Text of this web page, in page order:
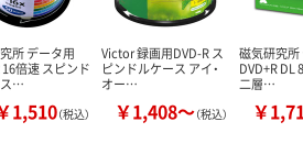
所 データ用
16倍速 スピンド
ス…
1,510（税込）
Victor 録画用DVD-R ス
ピンドルケース アイ・
オー…
￥1,408～（税込）
磁気研究所
DVD+R DL
二層…
￥